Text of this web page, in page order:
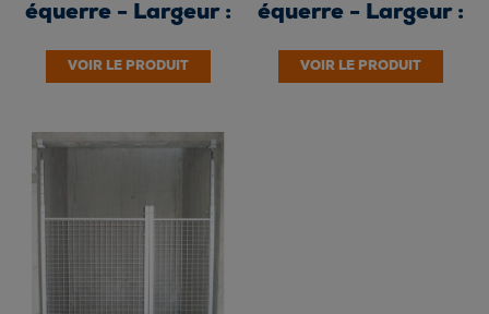
équerre - Largeur :
VOIR LE PRODUIT
équerre - Largeur :
VOIR LE PRODUIT